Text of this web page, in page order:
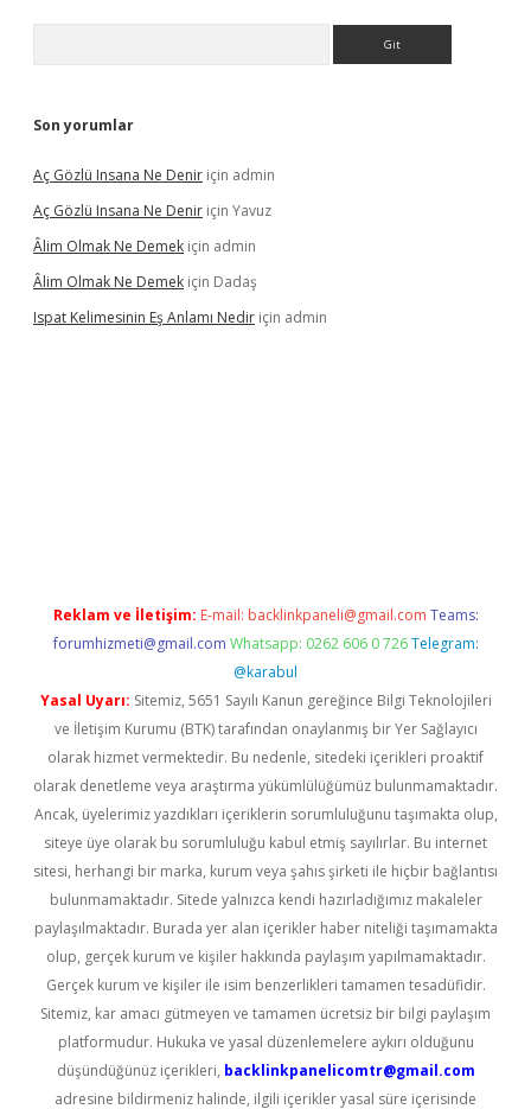
Son yorumlar
Aç Gözlü Insana Ne Denir için admin
Aç Gözlü Insana Ne Denir için Yavuz
Âlim Olmak Ne Demek için admin
Âlim Olmak Ne Demek için Dadaş
Ispat Kelimesinin Eş Anlamı Nedir için admin
Reklam ve İletişim: E-mail: backlinkpaneli@gmail.com Teams:
forumhizmeti@gmail.com Whatsapp: 0262 606 0 726 Telegram:
@karabul
Yasal Uyarı: Sitemiz, 5651 Sayılı Kanun gereğince Bilgi Teknolojileri
ve İletişim Kurumu (BTK) tarafından onaylanmış bir Yer Sağlayıcı
olarak hizmet vermektedir. Bu nedenle, sitedeki içerikleri proaktif
olarak denetleme veya araştırma yükümlülüğümüz bulunmamaktadır.
Ancak, üyelerimiz yazdıkları içeriklerin sorumluluğunu taşımakta olup,
siteye üye olarak bu sorumluluğu kabul etmiş sayılırlar. Bu internet
sitesi, herhangi bir marka, kurum veya şahıs şirketi ile hiçbir bağlantısı
bulunmamaktadır. Sitede yalnızca kendi hazırladığımız makaleler
paylaşılmaktadır. Burada yer alan içerikler haber niteliği taşımamakta
olup, gerçek kurum ve kişiler hakkında paylaşım yapılmamaktadır.
Gerçek kurum ve kişiler ile isim benzerlikleri tamamen tesadüfidir.
Sitemiz, kar amacı gütmeyen ve tamamen ücretsiz bir bilgi paylaşım
platformudur. Hukuka ve yasal düzenlemelere aykırı olduğunu
düşündüğünüz içerikleri, backlinkpanelicomtr@gmail.com
adresine bildirmeniz halinde, ilgili içerikler yasal süre içerisinde